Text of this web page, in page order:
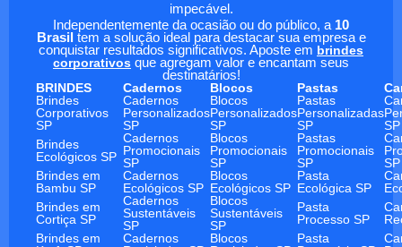
impecável.
Independentemente da ocasião ou do público, a 10
Brasil tem a solução ideal para destacar sua empresa e
conquistar resultados significativos. Aposte em brindes
corporativos que agregam valor e encantam seus
destinatários!
BRINDES
Cadernos Blocos Pastas
Brindes
Corporativos
SP
Cadernos
Personalizados
SP
Blocos
Personalizados
SP
Pastas
Personalizadas
SP
SP
Brindes
Ecológicos SP
Cadernos
Promocionais
SP
Blocos
Promocionais
SP
Pastas
Promocionais
SP
SP
Brindes em
Bambu SP
Cadernos
Ecológicos SP
Blocos
Ecológicos SP
Pasta
Ecológica SP
Brindes em
Cortiça SP
Cadernos
Sustentáveis
SP
Blocos
Sustentáveis
SP
Pasta
Processo SP
Brindes em
Cadernos
Blocos
Pasta